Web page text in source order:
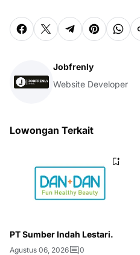
Jobfrenly
Website Developer
Lowongan Terkait
PT Sumber Indah Lestari.
Agustus 06, 2026 0